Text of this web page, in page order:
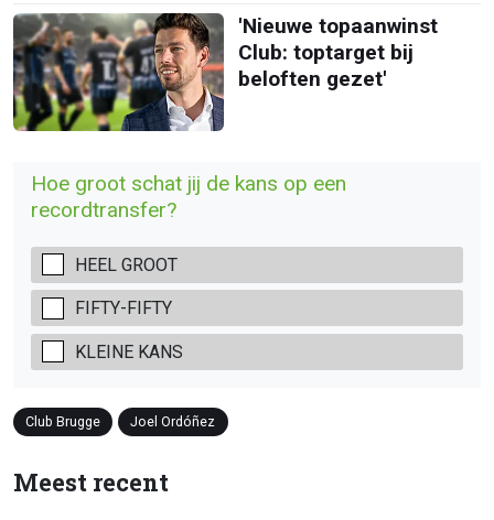
'Nieuwe topaanwinst
Club: toptarget bij
beloften gezet'
Hoe groot schat jij de kans op een
recordtransfer?
HEEL GROOT
FIFTY-FIFTY
KLEINE KANS
Club Brugge Joel Ordóñez
Meest recent